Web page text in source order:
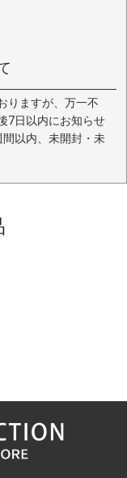
りますが、万一不
7日以内にお知らせ
以内、未開封・未